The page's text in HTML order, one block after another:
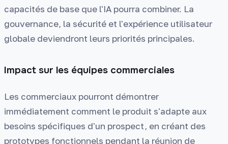
capacités de base que l'IA pourra combiner. La
gouvernance, la sécurité et l'expérience utilisateur
globale deviendront leurs priorités principales.
Impact sur les équipes commerciales
Les commerciaux pourront démontrer
immédiatement comment le produit s'adapte aux
besoins spécifiques d'un prospect, en créant des
prototypes fonctionnels pendant la réunion de